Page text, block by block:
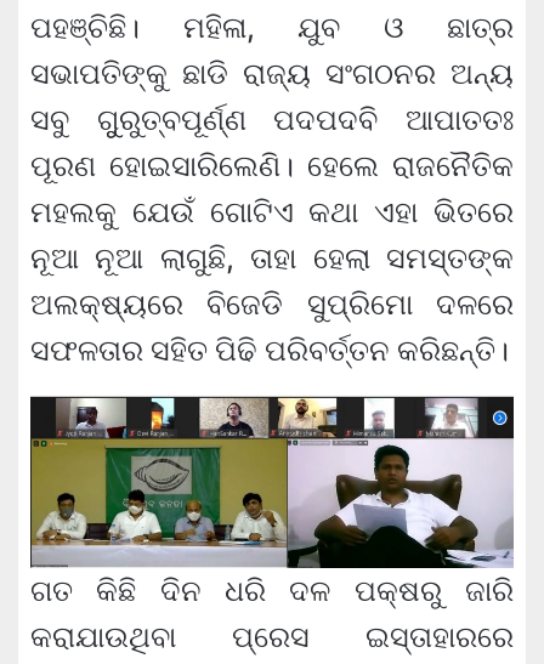
ପହଞ୍ଚିଛି। ମହିଳା, ଯୁବ ଓ ଛାତ୍ର
ସଭାପତିଙ୍କୁ ଛାଡି ରାଜ୍ୟ ସଂଗଠନର ଅନ୍ୟ
ସବୁ ଗୁୁରୁତ୍ବପୂର୍ଣ୍ଣ ପଦପଦବି ଆପାତତଃ
ପୂରଣ ହୋଇସାରିଲେଣି। ହେଲେ ରାଜନୈତିକ
ମହଲକୁ ଯେଉଁ ଗୋଟିଏ କଥା ଏହା ଭିତରେ
ନୂଆ ନୂଆ ଲାଗୁଛି, ତାହା ହେଲା ସମସ୍ତଙ୍କ
ଅଲକ୍ଷ୍ୟରେ ବିଜେଡି ସୁପ୍ରିମୋ ଦଳରେ
ସଫଳତାର ସହିତ ପିଢି ପରିବର୍ତ୍ତନ କରିଛନ୍ତି।
ଗତ କିଛି ଦିନ ଧରି ଦଳ ପକ୍ଷରୁ ଜାରି
କରାଯାଉଥିବା ପ୍ରେସ ଇସ୍ତାହାରରେ